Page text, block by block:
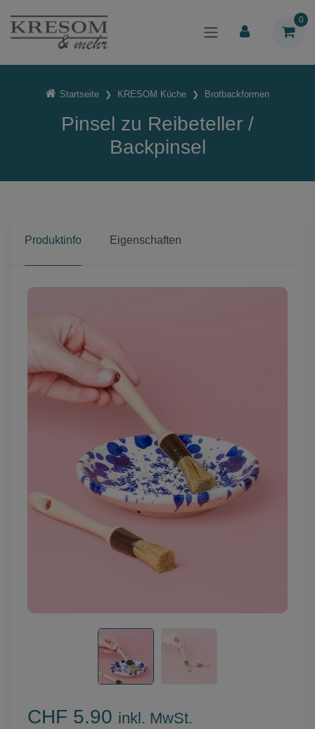
0
Startseite KRESOM Küche Brotbackformen
Pinsel zu Reibeteller /
Backpinsel
Produktinfo Eigenschaften
CHF 5.90 inkl. MwSt.